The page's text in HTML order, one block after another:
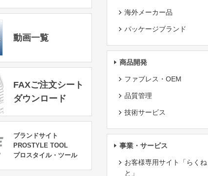
動画一覧
FAXご注文シート
ダウンロード
ブランドサイト
PROSTYLE TOOL
プロスタイル・ツール
海外メーカー品
パッケージブランド
商品開発
ファブレス・OEM
品質管理
技術サービス
事業・サービス
お客様専用サイト「らくね
と」